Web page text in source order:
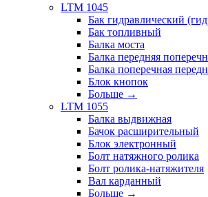
LTM 1045
Бак гидравлический
Бак топливный
Балка моста
Балка передняя
Балка поперечная
Блок кнопок
Больше →
LTM 1055
Балка выдвижная
Бачок расширительный
Блок электронный
Болт натяжного ролика
Болт ролика-натяжителя
Вал карданный
Больше →